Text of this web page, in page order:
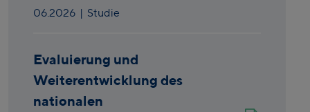
06.2026 | Studie
Evaluierung und
Weiterentwicklung des
nationalen